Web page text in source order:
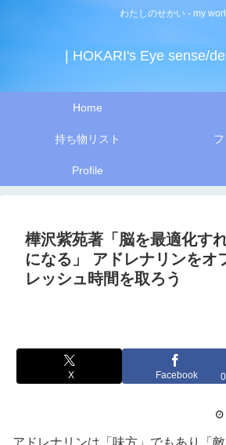
わたしのせかい - my
| HOKARI's Eye sense/
Home
持ち物リスト
Profile
樺沢紫苑著「脳を最適化す
になる」 アドレナリンをオ
レッシュ時間を取ろう
X Facebook 0